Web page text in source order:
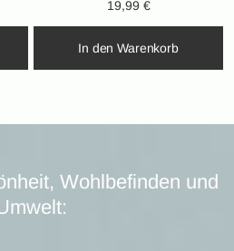
19,99 €
In den Warenkorb
Wohlbefinden und